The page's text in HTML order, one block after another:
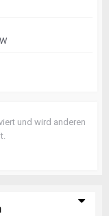
und wird anderen